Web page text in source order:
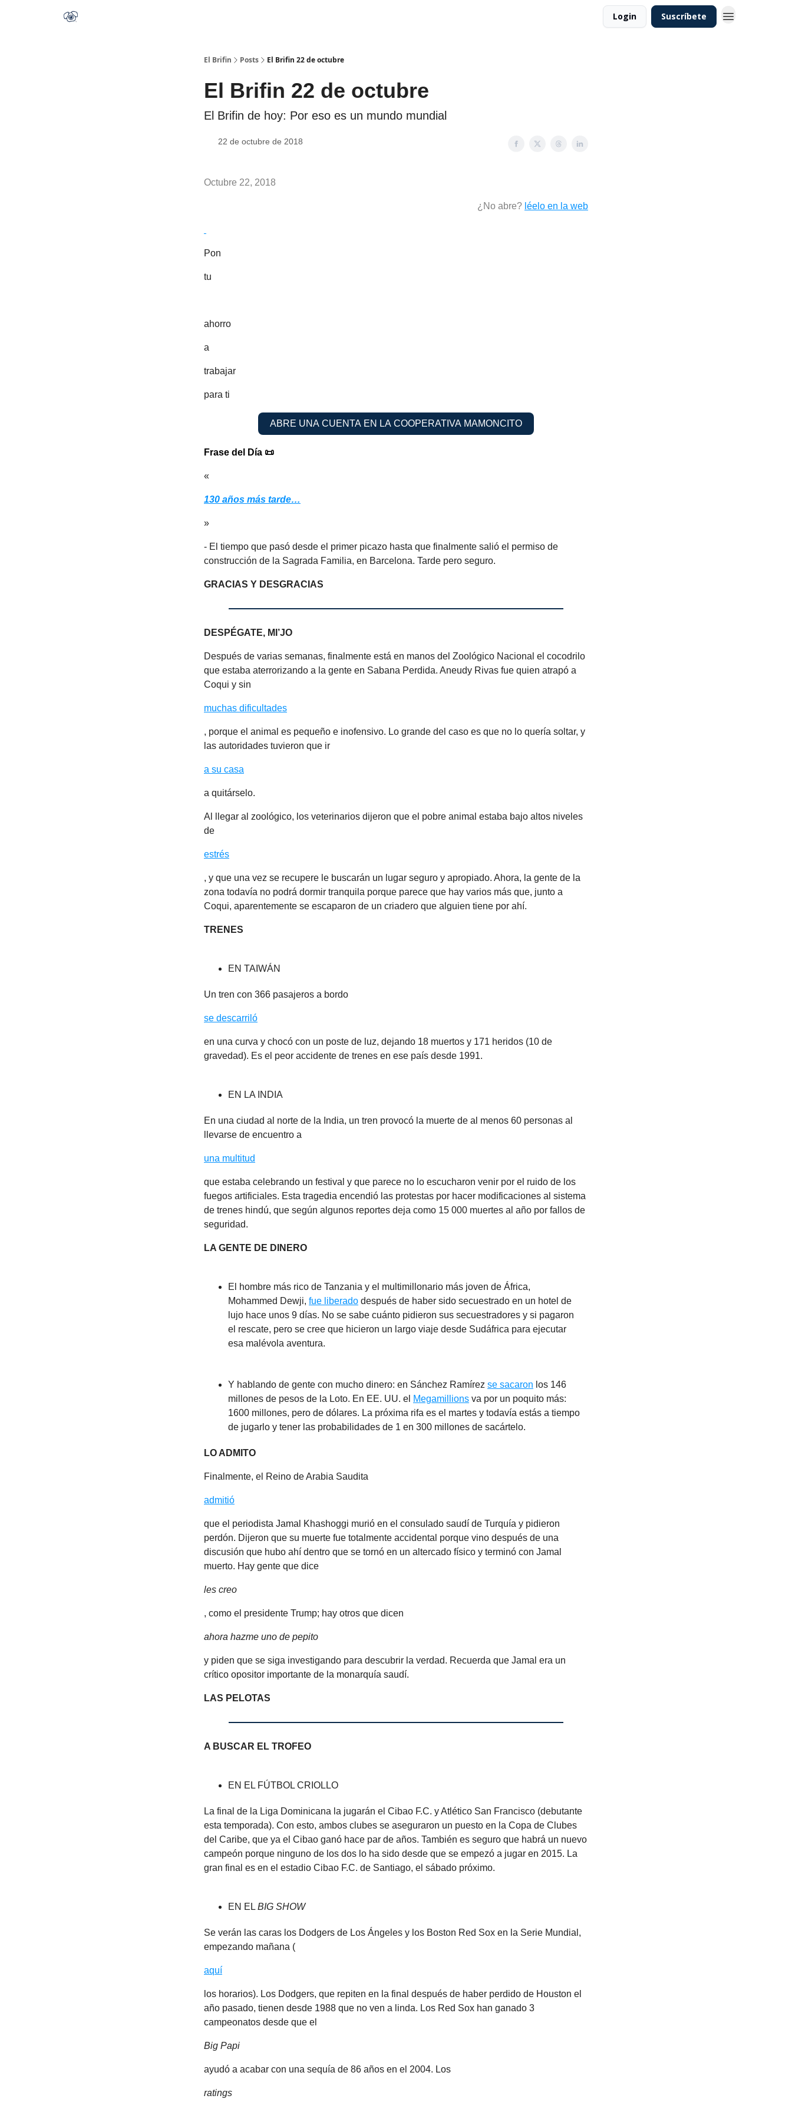
Login Suscríbete
El Brifin Posts El Brifin 22 de octubre
El Brifin 22 de octubre
El Brifin de hoy: Por eso es un mundo mundial
22 de octubre de 2018
Octubre 22, 2018
¿No abre? léelo en la web
Pon
tu
ahorro
a
trabajar
para ti
ABRE UNA CUENTA EN LA COOPERATIVA MAMONCITO
Frase del Día 📜
«
130 años más tarde…
»
- El tiempo que pasó desde el primer picazo hasta que finalmente salió el permiso de
construcción de la Sagrada Familia, en Barcelona. Tarde pero seguro.
GRACIAS Y DESGRACIAS
DESPÉGATE, MI’JO
Después de varias semanas, finalmente está en manos del Zoológico Nacional el cocodrilo
que estaba aterrorizando a la gente en Sabana Perdida. Aneudy Rivas fue quien atrapó a
Coqui y sin
muchas dificultades
, porque el animal es pequeño e inofensivo. Lo grande del caso es que no lo quería soltar, y
las autoridades tuvieron que ir
a su casa
a quitárselo.
Al llegar al zoológico, los veterinarios dijeron que el pobre animal estaba bajo altos niveles
de
estrés
, y que una vez se recupere le buscarán un lugar seguro y apropiado. Ahora, la gente de la
zona todavía no podrá dormir tranquila porque parece que hay varios más que, junto a
Coqui, aparentemente se escaparon de un criadero que alguien tiene por ahí.
TRENES
EN TAIWÁN
Un tren con 366 pasajeros a bordo
se descarriló
en una curva y chocó con un poste de luz, dejando 18 muertos y 171 heridos (10 de
gravedad). Es el peor accidente de trenes en ese país desde 1991.
EN LA INDIA
En una ciudad al norte de la India, un tren provocó la muerte de al menos 60 personas al
llevarse de encuentro a
una multitud
que estaba celebrando un festival y que parece no lo escucharon venir por el ruido de los
fuegos artificiales. Esta tragedia encendió las protestas por hacer modificaciones al sistema
de trenes hindú, que según algunos reportes deja como 15 000 muertes al año por fallos de
seguridad.
LA GENTE DE DINERO
El hombre más rico de Tanzania y el multimillonario más joven de África,
Mohammed Dewji, fue liberado después de haber sido secuestrado en un hotel de
lujo hace unos 9 días. No se sabe cuánto pidieron sus secuestradores y si pagaron
el rescate, pero se cree que hicieron un largo viaje desde Sudáfrica para ejecutar
esa malévola aventura.
Y hablando de gente con mucho dinero: en Sánchez Ramírez se sacaron los 146
millones de pesos de la Loto. En EE. UU. el Megamillions va por un poquito más:
1600 millones, pero de dólares. La próxima rifa es el martes y todavía estás a tiempo
de jugarlo y tener las probabilidades de 1 en 300 millones de sacártelo.
LO ADMITO
Finalmente, el Reino de Arabia Saudita
admitió
que el periodista Jamal Khashoggi murió en el consulado saudí de Turquía y pidieron
perdón. Dijeron que su muerte fue totalmente accidental porque vino después de una
discusión que hubo ahí dentro que se tornó en un altercado físico y terminó con Jamal
muerto. Hay gente que dice
les creo
, como el presidente Trump; hay otros que dicen
ahora hazme uno de pepito
y piden que se siga investigando para descubrir la verdad. Recuerda que Jamal era un
crítico opositor importante de la monarquía saudí.
LAS PELOTAS
A BUSCAR EL TROFEO
EN EL FÚTBOL CRIOLLO
La final de la Liga Dominicana la jugarán el Cibao F.C. y Atlético San Francisco (debutante
esta temporada). Con esto, ambos clubes se aseguraron un puesto en la Copa de Clubes
del Caribe, que ya el Cibao ganó hace par de años. También es seguro que habrá un nuevo
campeón porque ninguno de los dos lo ha sido desde que se empezó a jugar en 2015. La
gran final es en el estadio Cibao F.C. de Santiago, el sábado próximo.
EN EL BIG SHOW
Se verán las caras los Dodgers de Los Ángeles y los Boston Red Sox en la Serie Mundial,
empezando mañana (
aquí
los horarios). Los Dodgers, que repiten en la final después de haber perdido de Houston el
año pasado, tienen desde 1988 que no ven a linda. Los Red Sox han ganado 3
campeonatos desde que el
Big Papi
ayudó a acabar con una sequía de 86 años en el 2004. Los
ratings